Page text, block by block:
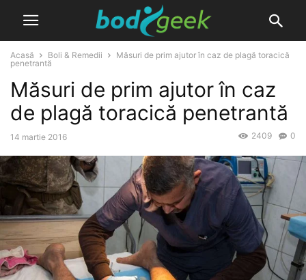
Acasă Boli & Remedii
Măsuri de prim ajutor în caz de plagă toracică
penetrantă
Măsuri de prim ajutor în caz
de plagă toracică penetrantă
14 martie 2016 0
2409